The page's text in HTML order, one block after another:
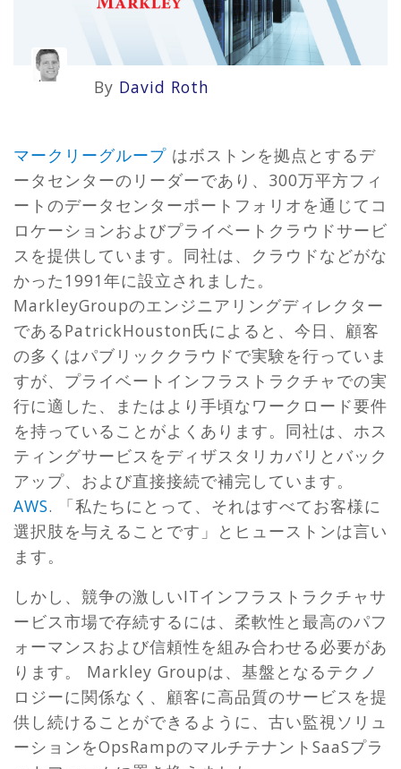
By David Roth
マークリーグループ はボストンを拠点とするデ
ータセンターのリーダーであり、300万平方フィ
ートのデータセンターポートフォリオを通じてコ
ロケーションおよびプライベートクラウドサービ
スを提供しています。同社は、クラウドなどがな
かった1991年に設立されました。
MarkleyGroupのエンジニアリングディレクター
であるPatrickHouston氏によると、今日、顧客
の多くはパブリッククラウドで実験を行っていま
すが、プライベートインフラストラクチャでの実
行に適した、またはより手頃なワークロード要件
を持っていることがよくあります。同社は、ホス
ティングサービスをディザスタリカバリとバック
アップ、および直接接続で補完しています。
AWS. 「私たちにとって、それはすべてお客様に
選択肢を与えることです」とヒューストンは言い
ます。
しかし、競争の激しいITインフラストラクチャサ
ービス市場で存続するには、柔軟性と最高のパフ
ォーマンスおよび信頼性を組み合わせる必要があ
ります。 Markley Groupは、基盤となるテクノ
ロジーに関係なく、顧客に高品質のサービスを提
供し続けることができるように、古い監視ソリュ
ーションをOpsRampのマルチテナントSaaSプラ